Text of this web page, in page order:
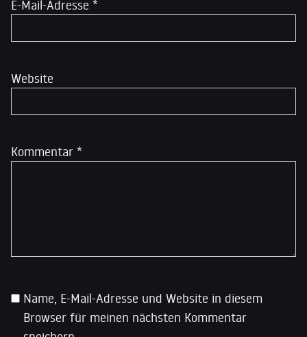
Kommentar *
E-Mail-Adresse *
Website
Name, E-Mail-Adresse und Website in diesem
Browser für meinen nächsten Kommentar